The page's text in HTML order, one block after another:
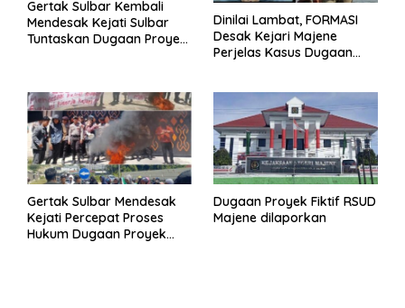
Gertak Sulbar Kembali
Mendesak Kejati Sulbar
Tuntaskan Dugaan Proyek
Dinilai Lambat, FORMASI
Desak Kejari Majene
Perjelas Kasus Dugaan
Gertak Sulbar Mendesak
Kejati Percepat Proses
Hukum Dugaan Proyek
Dugaan Proyek Fiktif RSUD
Majene dilaporkan